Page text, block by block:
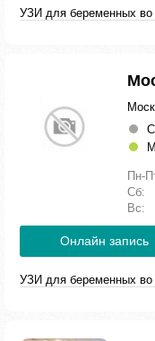
УЗИ для беременных во
Пн-
Сб:
Вс:
Онлайн запись
УЗИ для беременных во